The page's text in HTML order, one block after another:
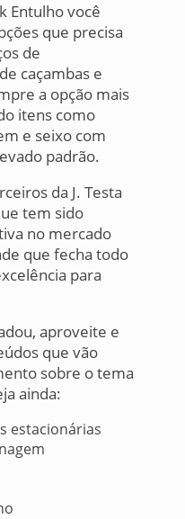
Entulho você
que precisa
de
caçambas e
a opção mais
itens como
e seixo com
padrão.
da J. Testa
tem sido
no mercado
que fecha todo
para
aproveite e
que vão
sobre o tema
ainda:
estacionárias